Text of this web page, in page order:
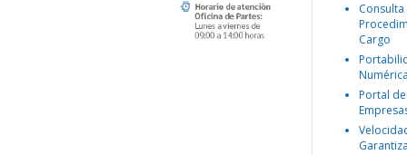
Consulta
Cargo
Portal